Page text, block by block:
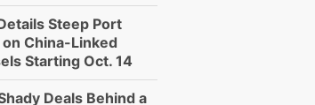
Steep Port
on China-Linked
Starting Oct. 14
Deals Behind a